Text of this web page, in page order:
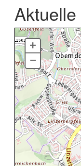
+
–